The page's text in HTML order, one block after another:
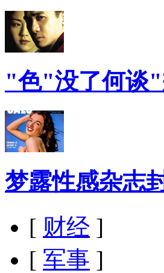
"色"没了何谈
梦露性感杂志
[ 财经 ]
[ 军事 ]